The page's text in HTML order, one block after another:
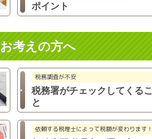
ポイント
お考えの方へ
税務調査が不安
税務署がチェックしてくるこ
と
依頼する税理士によって税額が変わります！